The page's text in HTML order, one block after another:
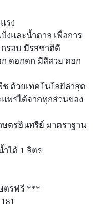
รง
งและน้ำตาล เพื่อการ
รอบ มีรสชาติดี
ก ดอกดก มีสีสวย ดอก
ด้วยเทคโนโลยีล่าสุด
พร่ได้จากทุกส่วนของ
ตรอินทรีย์ มาตราฐาน
ได้ 1 ลิตร
ตรฟรี ***